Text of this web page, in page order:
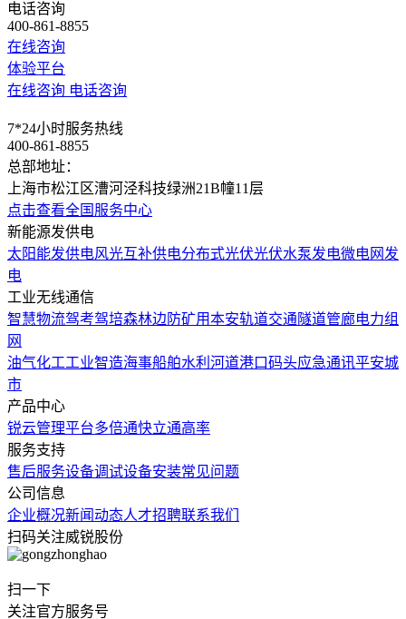
电话咨询
400-861-8855
在线咨询
体验平台
在线咨询 电话咨询
7*24小时服务热线
400-861-8855
总部地址：
上海市松江区漕河泾科技绿洲21B幢11层
点击查看全国服务中心
新能源发供电
太阳能发供电风光互补供电分布式光伏光伏水泵发电微电网发
电
工业无线通信
智慧物流驾考驾培森林边防矿用本安轨道交通隧道管廊电力组
网
油气化工工业智造海事船舶水利河道港口码头应急通讯平安城
市
产品中心
锐云管理平台多倍通快立通高率
服务支持
售后服务设备调试设备安装常见问题
公司信息
企业概况新闻动态人才招聘联系我们
扫码关注威锐股份
扫一下
关注官方服务号